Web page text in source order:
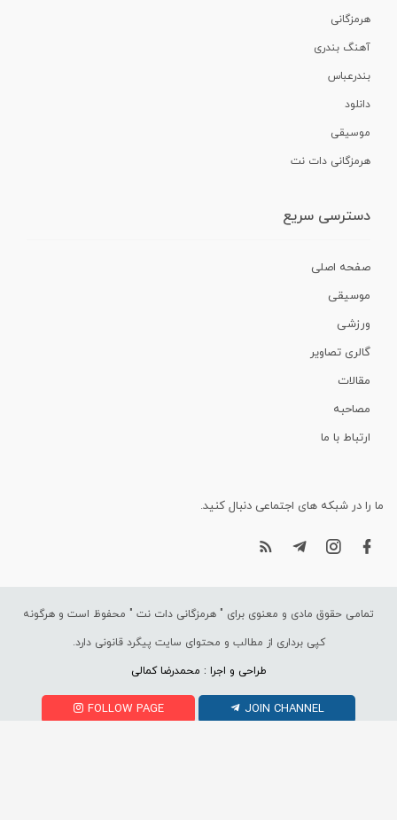
هرمزگانی
آهنگ بندری
بندرعباس
دانلود
موسیقی
هرمزگانی دات نت
دسترسی سریع
صفحه اصلی
موسیقی
ورزشی
گالری تصاویر
مقالات
مصاحبه
ارتباط با ما
ما را در شبکه های اجتماعی دنبال کنید.
تمامی حقوق مادی و معنوی برای " هرمزگانی دات نت " محفوظ است و هرگونه
کپی برداری از مطالب و محتوای سایت پیگرد قانونی دارد.
طراحی و اجرا : محمدرضا کمالی
FOLLOW PAGE JOIN CHANNEL